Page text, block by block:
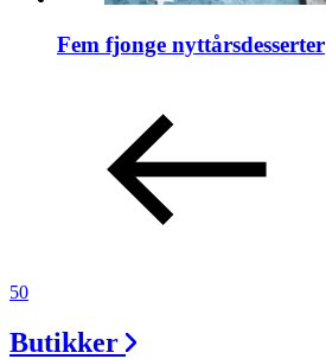
Fem fjonge nyttårsdesserter
50
Butikker